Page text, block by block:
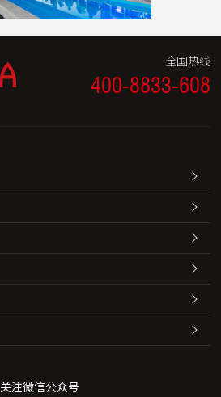
全国热线
400-8833-608
关注微信公众号